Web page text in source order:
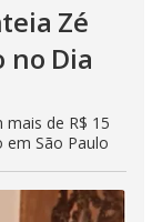
Zé
no Dia
de R$ 15
São Paulo